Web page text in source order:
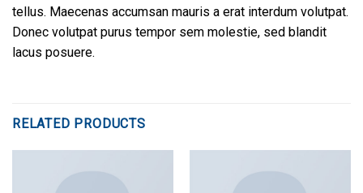
tellus. Maecenas accumsan mauris a erat interdum volutpat.
Donec volutpat purus tempor sem molestie, sed blandit
lacus posuere.
RELATED PRODUCTS